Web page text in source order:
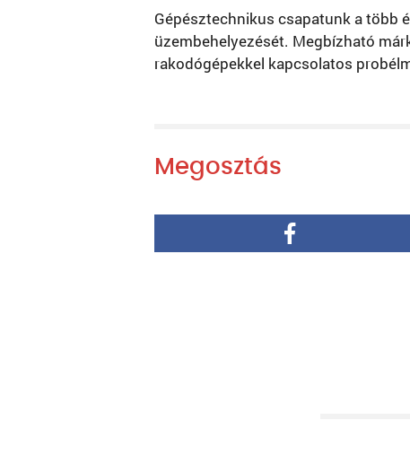
Gépésztechnikus csapatunk a több
üzembehelyezését. Megbízható
rakodógépekkel kapcsolatos
Megosztás